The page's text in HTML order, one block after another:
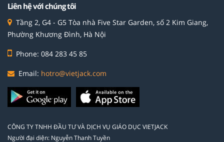
Liên hệ với chúng tôi
Tầng 2, G4 - G5 Tòa nhà Five Star Garden, số 2 Kim Giang,
Phường Khương Đình, Hà Nội
Phone: 084 283 45 85
Email: hotro@vietjack.com
CÔNG TY TNHH ĐẦU TƯ VÀ DỊCH VỤ GIÁO DỤC VIETJACK
Người đại diện: Nguyễn Thanh Tuyền